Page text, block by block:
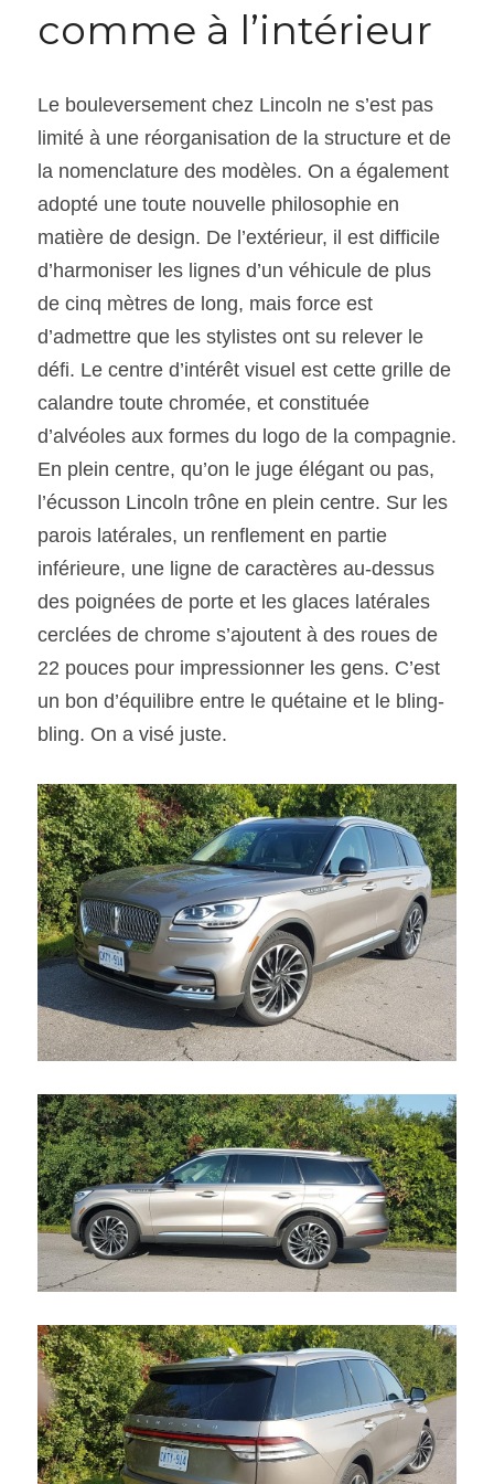
comme à l’intérieur
Le bouleversement chez Lincoln ne s’est pas
limité à une réorganisation de la structure et de
la nomenclature des modèles. On a également
adopté une toute nouvelle philosophie en
matière de design. De l’extérieur, il est difficile
d’harmoniser les lignes d’un véhicule de plus
de cinq mètres de long, mais force est
d’admettre que les stylistes ont su relever le
défi. Le centre d’intérêt visuel est cette grille de
calandre toute chromée, et constituée
d’alvéoles aux formes du logo de la compagnie.
En plein centre, qu’on le juge élégant ou pas,
l’écusson Lincoln trône en plein centre. Sur les
parois latérales, un renflement en partie
inférieure, une ligne de caractères au-dessus
des poignées de porte et les glaces latérales
cerclées de chrome s’ajoutent à des roues de
22 pouces pour impressionner les gens. C’est
un bon d’équilibre entre le quétaine et le bling-
bling. On a visé juste.